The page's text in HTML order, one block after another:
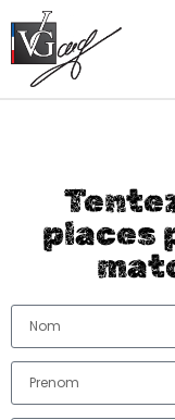
places